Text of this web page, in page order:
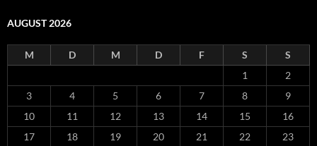
AUGUST 2026
M D M D F S
S
1
2
3
4 5 6 7 8
9
10
11 12 13 14 15
16
17
18 19 20 21 22
23